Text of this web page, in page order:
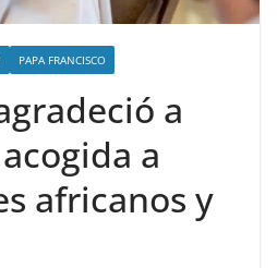
PAPA FRANCISCO
a
a
africanos y